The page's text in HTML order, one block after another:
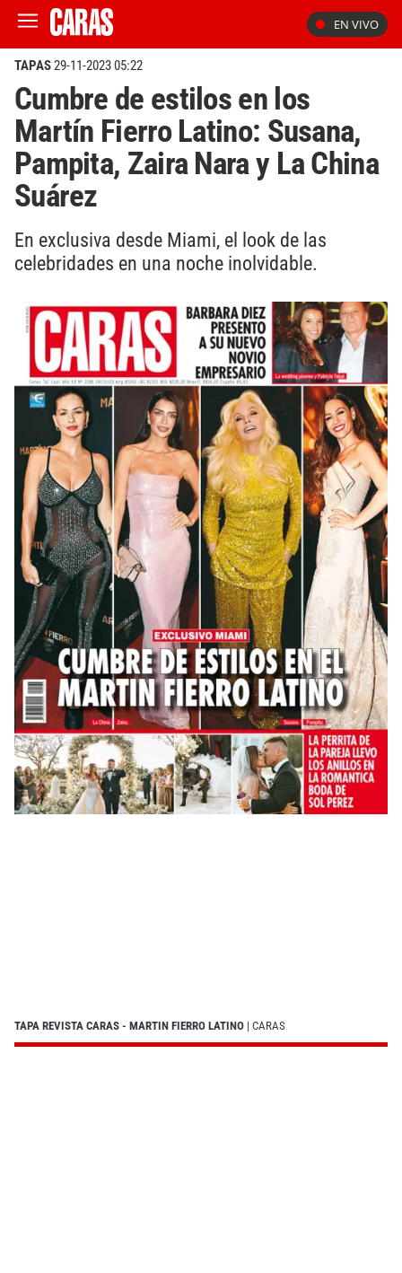
EN VIVO
TAPAS29-11-2023 05:22
Cumbre de estilos en los
Martín Fierro Latino: Susana,
Pampita, Zaira Nara y La China
Suárez
En exclusiva desde Miami, el look de las
celebridades en una noche inolvidable.
TAPA REVISTA CARAS - MARTIN FIERRO LATINO | CARAS